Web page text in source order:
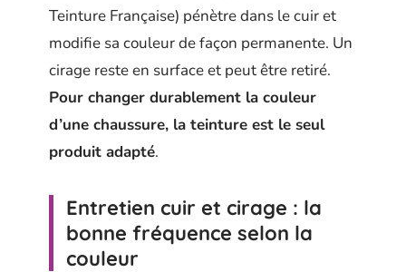
Teinture Française) pénètre dans le cuir et
modifie sa couleur de façon permanente. Un
cirage reste en surface et peut être retiré.
Pour changer durablement la couleur
d’une chaussure, la teinture est le seul
produit adapté.
Entretien cuir et cirage : la
bonne fréquence selon la
couleur